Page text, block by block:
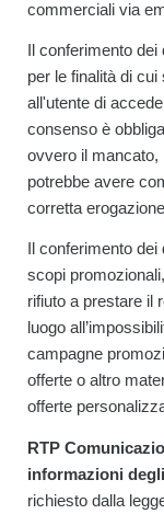
commerciali via
Il conferimento
per le finalità di
all'utente di
consenso è
ovvero il mancato,
potrebbe avere
corretta
Il conferimento
scopi
rifiuto a prestare il
luogo
campagne
offerte o altro
offerte
RTP
informazioni
richiesto dalla